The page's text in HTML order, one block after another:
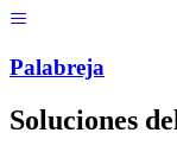
Palabreja
Soluciones